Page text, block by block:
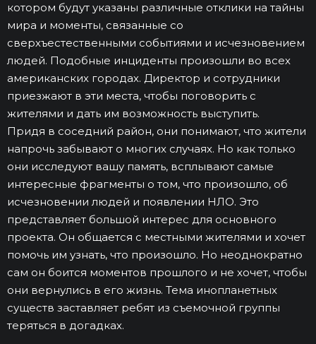
котором будут указаны различные отклики на тайны
мира и моменты, связанные со
сверхъестественными событиями и исчезновением
людей. Подобные инциденты произошли во всех
американских городах. Директор и сотрудники
приезжают в эти места, чтобы поговорить с
жителями и дать им возможность выступить.
Придя в соседний район, они понимают, что жители
напрочь забывают о многих случаях. Но как только
они исследуют вашу память, всплывают самые
интересные фрагменты о том, что произошло, об
исчезновении людей и появлении НЛО. Это
представляет большой интерес для основного
проекта. Он общается с местными жителями и хочет
помочь им узнать, что произошло. Но неоднократно
сам он боится моментов прошлого и не хочет, чтобы
они вернулись в его жизнь. Тема инопланетных
существ заставляет ребят из съемочной группы
теряться в догадках.